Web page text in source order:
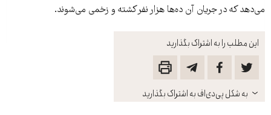
این مطلب را به اشتراک بگذارید
باز
کنید
به شکل پی‌دی‌اف به اشتراک بگذارید
می‌دهد که در جریان آن ده‌ها هزار نفر کشته و زخمی می‌شوند.